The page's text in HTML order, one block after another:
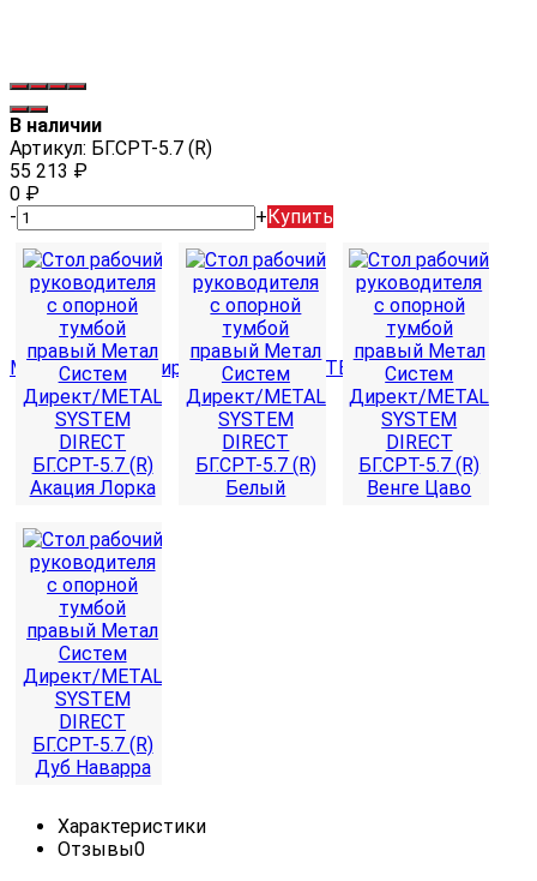
В наличии
Артикул: БГ.СРТ-5.7 (R)
55 213 ₽
0 ₽
-
+Купить
Характеристики
Отзывы0